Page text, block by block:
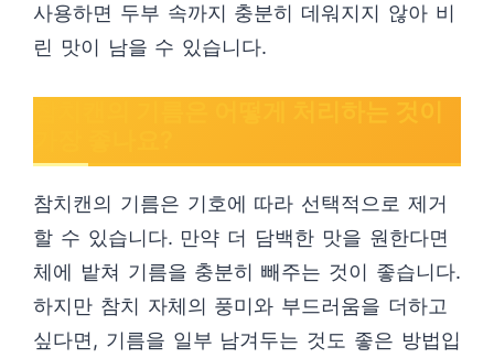
사용하면 두부 속까지 충분히 데워지지 않아 비
린 맛이 남을 수 있습니다.
참치캔의 기름은 기호에 따라 선택적으로 제거
할 수 있습니다. 만약 더 담백한 맛을 원한다면
체에 밭쳐 기름을 충분히 빼주는 것이 좋습니다.
하지만 참치 자체의 풍미와 부드러움을 더하고
싶다면, 기름을 일부 남겨두는 것도 좋은 방법입